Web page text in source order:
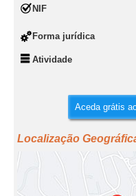
NIF
Forma jurídica
Atividade
Aceda grátis
Localização